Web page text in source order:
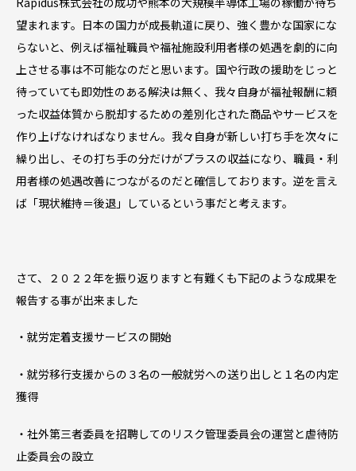
望まれます。日本の国力が成長軌道に戻り、強く豊かな国家にな
らないと、例えば福祉職員や福祉施設利用者様の処遇を劇的に向
上させる事は不可能なのだと思います。国や行政の援助をじっと
待っていても即効性のある解決は無く、我々自身が福祉報酬に頼
った収益体質から脱却するための差別化された商品やサービスを
作り上げなければなりません。我々自身が新しい打ち手を次々に
繰り出し、その打ち手の分だけがプラスの収益になり、職員・利
用者様の処遇改善につながるのだと確信しております。逆を言え
ば「現状維持＝後退」しているという事だと考えます。
さて、２０２２年を振り返りますと有難くも下記のような成果を
報告する事が出来ました
・就労定着支援サービスの開始
・就労移行支援からの３名の一般就労への送り出しと１名の内定
獲得
・社外第三者委員を招聘してのリスク管理委員会の運営と虐待防
止委員会の設立